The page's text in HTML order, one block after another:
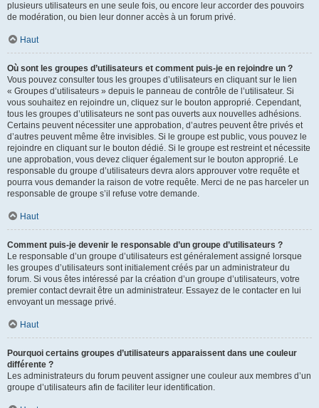
plusieurs utilisateurs en une seule fois, ou encore leur accorder des pouvoirs
de modération, ou bien leur donner accès à un forum privé.
Haut
Où sont les groupes d’utilisateurs et comment puis-je en rejoindre un ?
Vous pouvez consulter tous les groupes d’utilisateurs en cliquant sur le lien
« Groupes d’utilisateurs » depuis le panneau de contrôle de l’utilisateur. Si
vous souhaitez en rejoindre un, cliquez sur le bouton approprié. Cependant,
tous les groupes d’utilisateurs ne sont pas ouverts aux nouvelles adhésions.
Certains peuvent nécessiter une approbation, d’autres peuvent être privés et
d’autres peuvent même être invisibles. Si le groupe est public, vous pouvez le
rejoindre en cliquant sur le bouton dédié. Si le groupe est restreint et nécessite
une approbation, vous devez cliquer également sur le bouton approprié. Le
responsable du groupe d’utilisateurs devra alors approuver votre requête et
pourra vous demander la raison de votre requête. Merci de ne pas harceler un
responsable de groupe s’il refuse votre demande.
Haut
Comment puis-je devenir le responsable d’un groupe d’utilisateurs ?
Le responsable d’un groupe d’utilisateurs est généralement assigné lorsque
les groupes d’utilisateurs sont initialement créés par un administrateur du
forum. Si vous êtes intéressé par la création d’un groupe d’utilisateurs, votre
premier contact devrait être un administrateur. Essayez de le contacter en lui
envoyant un message privé.
Haut
Pourquoi certains groupes d’utilisateurs apparaissent dans une couleur
différente ?
Les administrateurs du forum peuvent assigner une couleur aux membres d’un
groupe d’utilisateurs afin de faciliter leur identification.